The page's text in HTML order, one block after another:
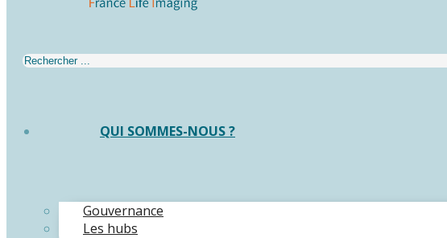
Rechercher
QUI SOMMES-NOUS ?
Gouvernance
Les hubs